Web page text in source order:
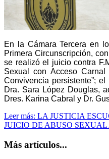
En la Cámara Tercera en
Primera Circunscripción,
se realizó el juicio contra
Sexual con Acceso
Convivencia persistente”;
Dra. Sara López Douglas,
Dres. Karina Cabral y Dr.
Leer más: LA JUSTICIA
JUICIO DE ABUSO
Más artículos...